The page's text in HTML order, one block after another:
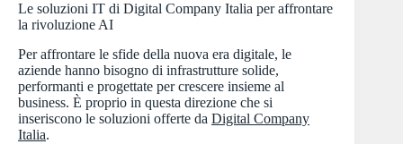
Le soluzioni IT di Digital Company Italia per affrontare
la rivoluzione AI
Per affrontare le sfide della nuova era digitale, le
aziende hanno bisogno di infrastrutture solide,
performanti e progettate per crescere insieme al
business. È proprio in questa direzione che si
inseriscono le soluzioni offerte da Digital Company
Italia.